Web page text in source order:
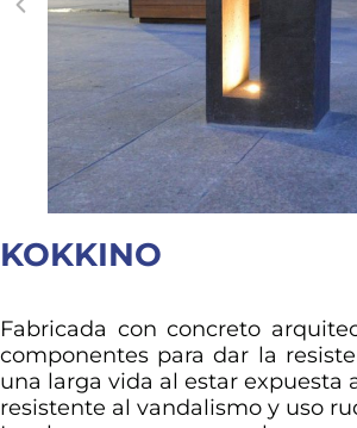
KOKKINO
Fabricada con concreto
componentes para dar la
una larga vida al estar expuesta
resistente al vandalismo y uso